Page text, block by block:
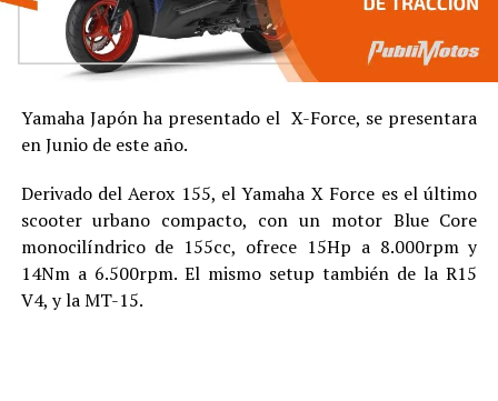
Yamaha Japón ha presentado el X-Force, se presentara
en Junio de este año.
Derivado del Aerox 155, el Yamaha X Force es el último
scooter urbano compacto, con un motor Blue Core
monocilíndrico de 155cc, ofrece 15Hp a 8.000rpm y
14Nm a 6.500rpm. El mismo setup también de la R15
V4, y la MT-15.